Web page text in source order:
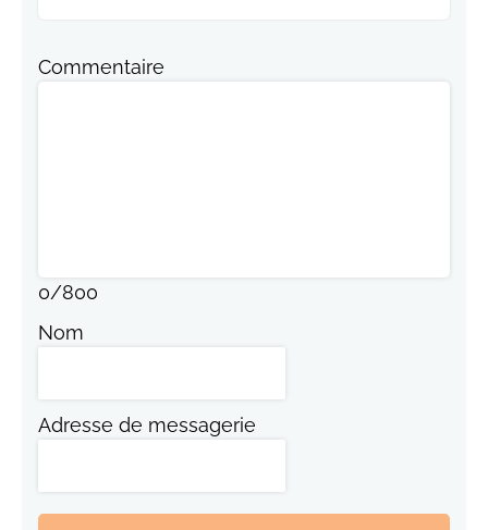
Commentaire
0/800
Nom
Adresse de messagerie